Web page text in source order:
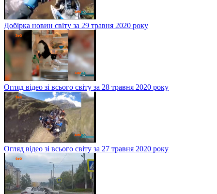
Добірка новин світу за 29 травня 2020 року
Огляд відео зі всього світу за 28 травня 2020 року
Огляд відео зі всього світу за 27 травня 2020 року